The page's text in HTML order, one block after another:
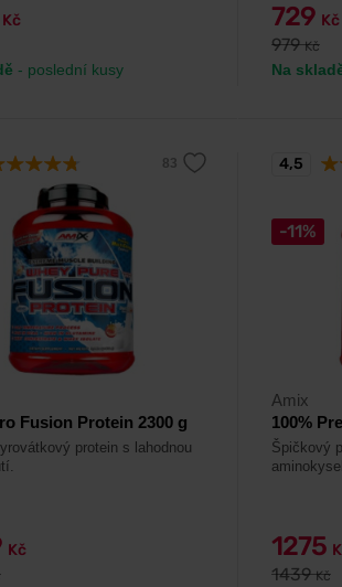
Kč
- poslední kusy
729 Kč
979Kč
Na
Fusion Protein 2300 g
protein s lahodnou
Kč
-11%
Amix
100%
Špičkový
1275
1439Kč
4,5